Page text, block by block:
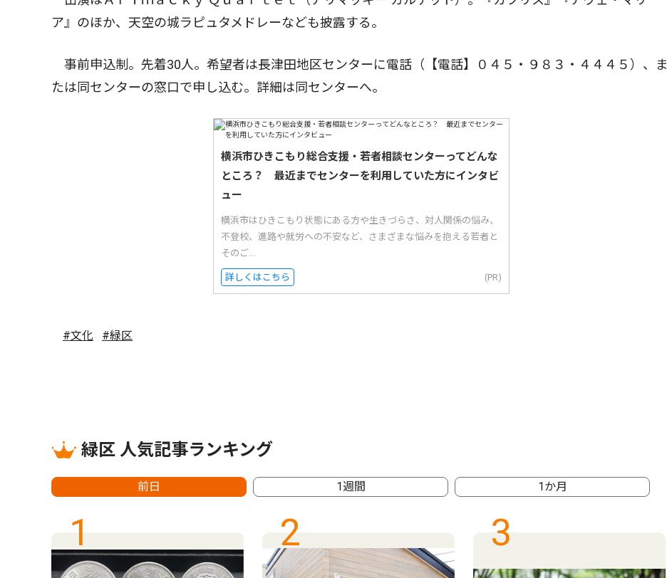
ア』のほか、天空の城ラピュタメドレーなども披露する。
事前申込制。先着30人。希望者は長津田地区センターに電話（【電話】０４５・９８３・４４４５）、ま
たは同センターの窓口で申し込む。詳細は同センターへ。
横浜市ひきこもり総合支援・若者相談センターってどんな
ところ？ 最近までセンターを利用していた方にインタビ
ュー
横浜市はひきこもり状態にある方や生きづらさ、対人関係の悩み、
不登校、進路や就労への不安など、さまざまな悩みを抱える若者と
そのご...
詳しくはこちら (PR)
#文化 #緑区
緑区 人気記事ランキング
前日 1週間 1か月
1 2 3